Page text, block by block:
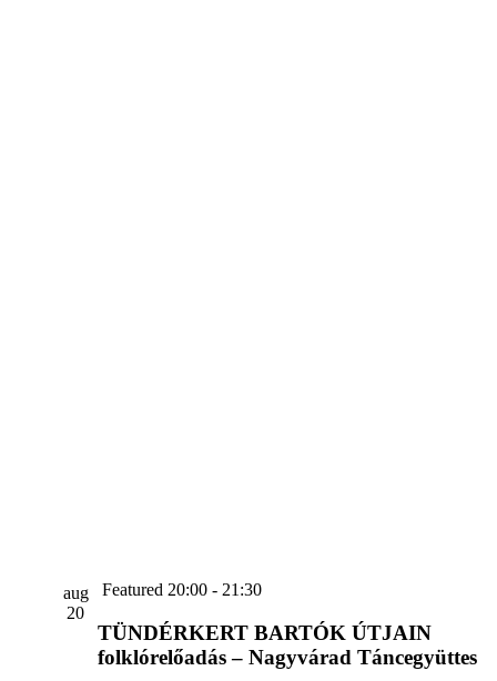
aug
20
TÜNDÉRKERT BARTÓK ÚTJAIN
folklórelőadás – Nagyvárad Táncegyüttes
Featured 20:00 - 21:30